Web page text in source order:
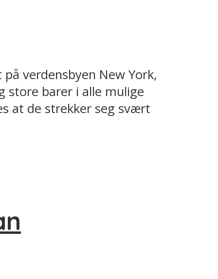
verdensbyen New York,
store barer i alle mulige
at de strekker seg svært